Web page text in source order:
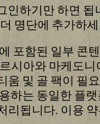
하기만 하면
명단에 추가하
포함된 일부 콘
시아와 마케도
및 골 팩이 필
하는 동일한 플
리됩니다. 이용